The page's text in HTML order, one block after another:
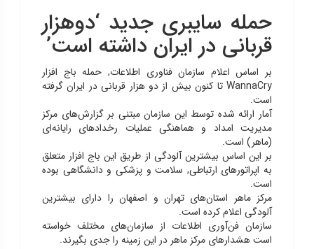
حمله سایبری جدید ‘دوهزار
قربانی در ایران داشته است’
بر اساس اعلام سازمان فناوری اطلاعات, حمله باج افزار
WannaCry تا کنون بیش از دو هزار قربانی در ایران گرفته
است.
آمار ارائه شده توسط این سازمان مبتنی بر گزارش‌های مرکز
مدیریت امداد و هماهنگی عملیات رخدادهای رایانه‌ای
(ماهر) است.
بر این اساس بیشترین آلودگی از طریق این باج افزار متعلق
به اپراتورهای ارتباطی, سلامت و پزشکی و دانشگاهی بوده
است.
مرکز ماهر استان‌های تهران و اصفهان را دارای بیشترین
آلودگی اعلام کرده است.
سازمان فن‌آوری اطلاعات از سازمان‌های مختلف خواسته
است هشدارهای مرکز ماهر در این زمینه را جدی بگیرند.